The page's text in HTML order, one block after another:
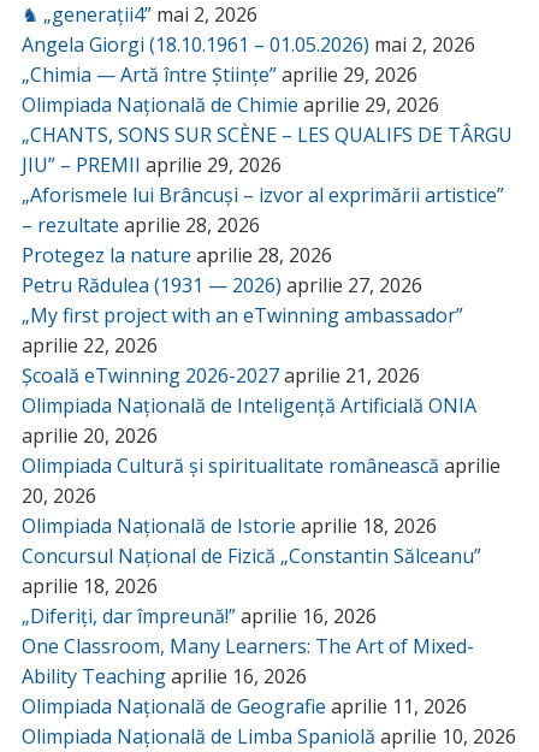
♞ „generații4” mai 2, 2026
Angela Giorgi (18.10.1961 – 01.05.2026) mai 2, 2026
„Chimia — Artă între Științe”aprilie 29, 2026
Olimpiada Națională de Chimie aprilie 29, 2026
„CHANTS, SONS SUR SCÈNE – LES QUALIFS DE TÂRGU
JIU” – PREMII aprilie 29, 2026
„Aforismele lui Brâncuși – izvor al exprimării artistice”
– rezultate aprilie 28, 2026
Protegez la nature aprilie 28, 2026
Petru Rădulea (1931 — 2026) aprilie 27, 2026
„My first project with an eTwinning ambassador”
aprilie 22, 2026
Școală eTwinning 2026-2027aprilie 21, 2026
Olimpiada Națională de Inteligență Artificială ONIA
aprilie 20, 2026
Olimpiada Cultură și spiritualitate românească aprilie
20, 2026
Olimpiada Națională de Istorie aprilie 18, 2026
Concursul Național de Fizică „Constantin Sălceanu”
aprilie 18, 2026
„Diferiți, dar împreună!”aprilie 16, 2026
One Classroom, Many Learners: The Art of Mixed-
Ability Teachingaprilie 16, 2026
Olimpiada Națională de Geografie aprilie 11, 2026
Olimpiada Națională de Limba Spaniolă aprilie 10, 2026